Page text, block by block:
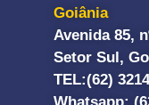
Goiânia
Avenida 85,
Setor Sul,
TEL:(62)